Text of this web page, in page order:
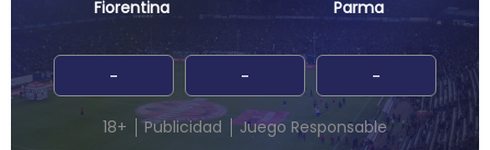
Fiorentina Parma
- - -
18+ Publicidad Juego Responsable